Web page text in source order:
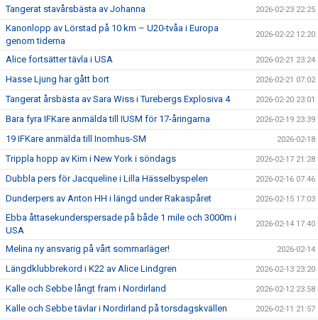
Tangerat stavårsbästa av Johanna 2026-02-23 22:25
Kanonlopp av Lörstad på 10 km – U20-tvåa i Europa
genom tiderna
2026-02-22 12:20
Alice fortsätter tävla i USA 2026-02-21 23:24
Hasse Ljung har gått bort 2026-02-21 07:02
Tangerat årsbästa av Sara Wiss i Turebergs Explosiva 4 2026-02-20 23:01
Bara fyra IFKare anmälda till IUSM för 17-åringarna 2026-02-19 23:39
19 IFKare anmälda till Inomhus-SM 2026-02-18
Trippla hopp av Kim i New York i söndags 2026-02-17 21:28
Dubbla pers för Jacqueline i Lilla Hässelbyspelen 2026-02-16 07:46
Dunderpers av Anton HH i längd under Rakaspåret 2026-02-15 17:03
Ebba åttasekunderspersade på både 1 mile och 3000m i
USA
2026-02-14 17:40
Melina ny ansvarig på vårt sommarläger! 2026-02-14
Längdklubbrekord i K22 av Alice Lindgren 2026-02-13 23:20
Kalle och Sebbe långt fram i Nordirland 2026-02-12 23:58
Kalle och Sebbe tävlar i Nordirland på torsdagskvällen 2026-02-11 21:57